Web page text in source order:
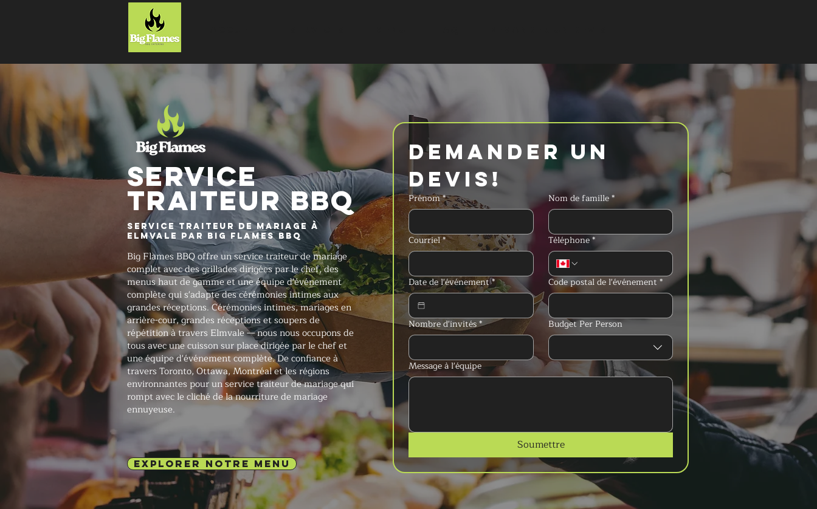
SERVICE
TRAITEUR BBQ
Service traiteur de mariage à
Elmvale par Big Flames BBQ
Big Flames BBQ offre un service traiteur de mariage
complet avec des grillades dirigées par le chef, des
menus haut de gamme et une équipe d'événement
complète qui s'adapte des cérémonies intimes aux
grandes réceptions. Cérémonies intimes, mariages en
arrière-cour, grandes réceptions et soupers de
répétition à travers Elmvale — nous nous occupons de
tous avec une cuisson sur place dirigée par le chef et
une équipe d'événement complète. De confiance à
travers Toronto, Ottawa, Montréal et les régions
environnantes pour un service traiteur de mariage qui
rompt avec le cliché de la nourriture de mariage
ennuyeuse.
EXPLORER NOTRE MENU
Demander un
devis!
Prénom* Nom de famille*
Courriel* Téléphone*
Date de l'événement* Code postal de l'événement *
Nombre d'invités* Budget Per Person
Message à l'équipe
Soumettre